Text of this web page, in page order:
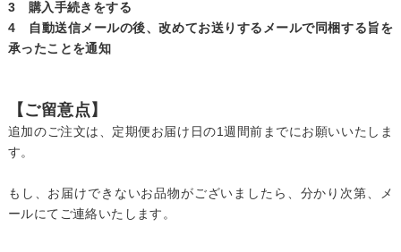
3 購入手続きをする
4 自動送信メールの後、改めてお送りするメールで同梱する旨を
承ったことを通知
【ご留意点】
追加のご注文は、定期便お届け日の1週間前までにお願いいたしま
す。
もし、お届けできないお品物がございましたら、分かり次第、メ
ールにてご連絡いたします。